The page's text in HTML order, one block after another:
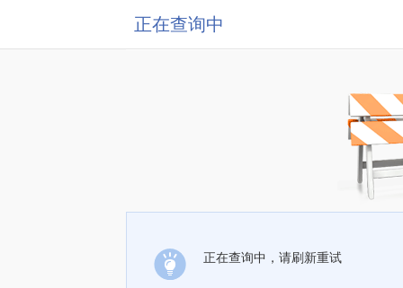
正在查询中
正在查询中，请刷新重试